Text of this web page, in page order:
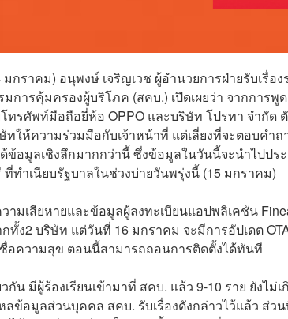
มกราคม) อนุพงษ์ เจริญเวช ผู้อำนวยการฝ่ายรับเรื่
การคุ้มครองผู้บริโภค (สคบ.) เปิดเผยว่า จากการ
ทรศัพท์มือถือยี่ห้อ OPPO และบริษัท โปรทา จำกั
ทให้ความร่วมมือกับเจ้าหน้าที่ แต่เลี่ยงที่จะตอบคำ
ข้อมูลเชิงลึกมากกว่านี้ ซึ่งข้อมูลในวันนี้จะนำไปป
ที่ทำเนียบรัฐบาลในช่วงบ่ายวันพรุ่งนี้ (15 มกราคม)
ามเสียหายและข้อมูลผู้ลงทะเบียนแอปพลิเคชัน
ทั้ง2 บริษัท แต่วันที่ 16 มกราคม จะมีการอัปเดต
อความสุข ตอนนี้สามารถถอนการติดตั้งได้ทันที
กัน มีผู้ร้องเรียนเข้ามาที่ สคบ. แล้ว 9-10 ราย ยังไม่
ลข้อมูลส่วนบุคคล สคบ. รับเรื่องดังกล่าวไว้แล้ว ส่ว